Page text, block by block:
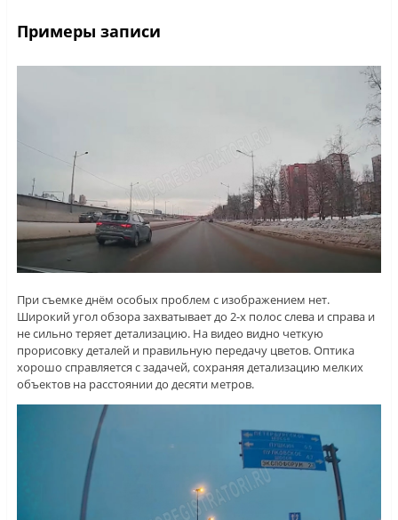
Примеры записи
При съемке днём особых проблем с изображением нет.
Широкий угол обзора захватывает до 2-х полос слева и справа и
не сильно теряет детализацию. На видео видно четкую
прорисовку деталей и правильную передачу цветов. Оптика
хорошо справляется с задачей, сохраняя детализацию мелких
объектов на расстоянии до десяти метров.